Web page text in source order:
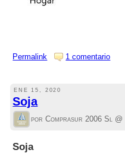
Permalink 1 comentario
ENE 15, 2020
Soja
por Comprasur 2006 Sl @
Soja